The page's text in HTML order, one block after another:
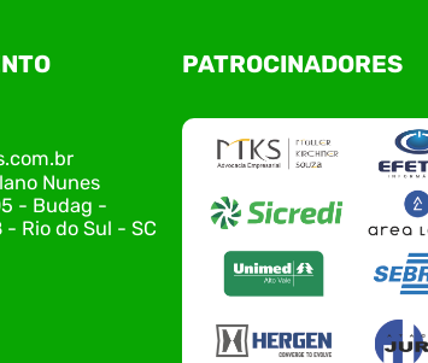
executivo da ACIRS, Jardel José Busarello,
Nunes
- Budag -
Rio do Sul - SC
PATROCINADORES